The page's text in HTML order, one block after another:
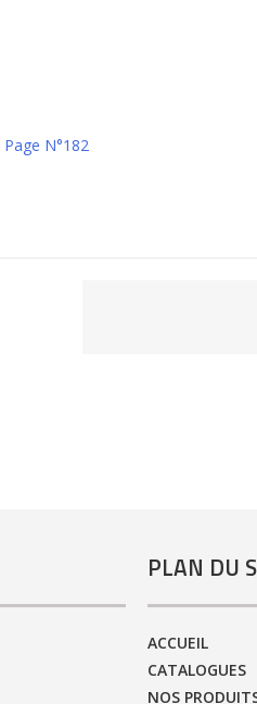
Page N°182
PLAN DU
ACCUEIL
CATALOGUES
NOS